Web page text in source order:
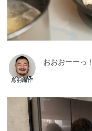
おおおーーっ！